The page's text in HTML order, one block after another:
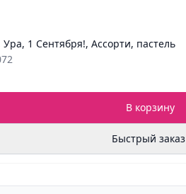
1 Сентября!, Ассорти, пастель
В корзину
Быстрый заказ